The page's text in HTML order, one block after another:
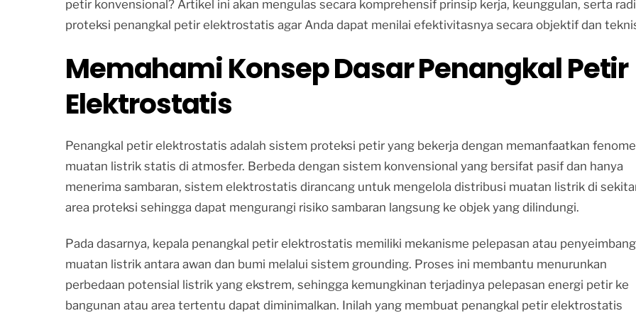
petir konvensional? Artikel ini akan mengulas secara komprehensif prinsip kerja, keunggulan, serta
proteksi penangkal petir elektrostatis agar Anda dapat menilai efektivitasnya secara objektif dan
Memahami Konsep Dasar Penangkal Petir
Elektrostatis
Penangkal petir elektrostatis adalah sistem proteksi petir yang bekerja dengan memanfaatkan
muatan listrik statis di atmosfer. Berbeda dengan sistem konvensional yang bersifat pasif dan hanya
menerima sambaran, sistem elektrostatis dirancang untuk mengelola distribusi muatan listrik di
area proteksi sehingga dapat mengurangi risiko sambaran langsung ke objek yang dilindungi.
Pada dasarnya, kepala penangkal petir elektrostatis memiliki mekanisme pelepasan atau
muatan listrik antara awan dan bumi melalui sistem grounding. Proses ini membantu menurunkan
perbedaan potensial listrik yang ekstrem, sehingga kemungkinan terjadinya pelepasan energi petir ke
bangunan atau area tertentu dapat diminimalkan. Inilah yang membuat penangkal petir elektrostatis